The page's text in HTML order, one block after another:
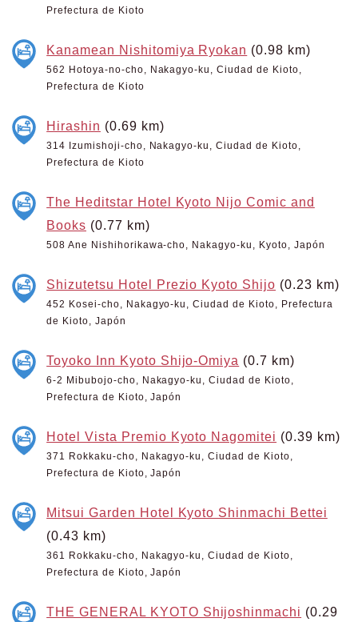
Prefectura de Kioto
Kanamean Nishitomiya Ryokan (0.98 km)
562 Hotoya-no-cho, Nakagyo-ku, Ciudad de Kioto,
Prefectura de Kioto
Hirashin (0.69 km)
314 Izumishoji-cho, Nakagyo-ku, Ciudad de Kioto,
Prefectura de Kioto
The Heditstar Hotel Kyoto Nijo Comic and
Books (0.77 km)
508 Ane Nishihorikawa-cho, Nakagyo-ku, Kyoto, Japón
Shizutetsu Hotel Prezio Kyoto Shijo (0.23 km)
452 Kosei-cho, Nakagyo-ku, Ciudad de Kioto, Prefectura
de Kioto, Japón
Toyoko Inn Kyoto Shijo-Omiya (0.7 km)
6-2 Mibubojo-cho, Nakagyo-ku, Ciudad de Kioto,
Prefectura de Kioto, Japón
Hotel Vista Premio Kyoto Nagomitei (0.39 km)
371 Rokkaku-cho, Nakagyo-ku, Ciudad de Kioto,
Prefectura de Kioto, Japón
Mitsui Garden Hotel Kyoto Shinmachi Bettei
(0.43 km)
361 Rokkaku-cho, Nakagyo-ku, Ciudad de Kioto,
Prefectura de Kioto, Japón
THE GENERAL KYOTO Shijoshinmachi (0.29